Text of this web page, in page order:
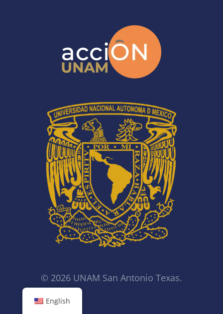
© 2026 UNAM San Antonio Texas.
English